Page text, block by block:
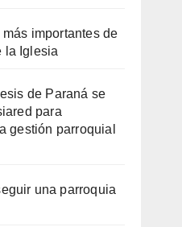
más importantes de
la Iglesia
de Paraná se
para
gestión parroquial
una parroquia